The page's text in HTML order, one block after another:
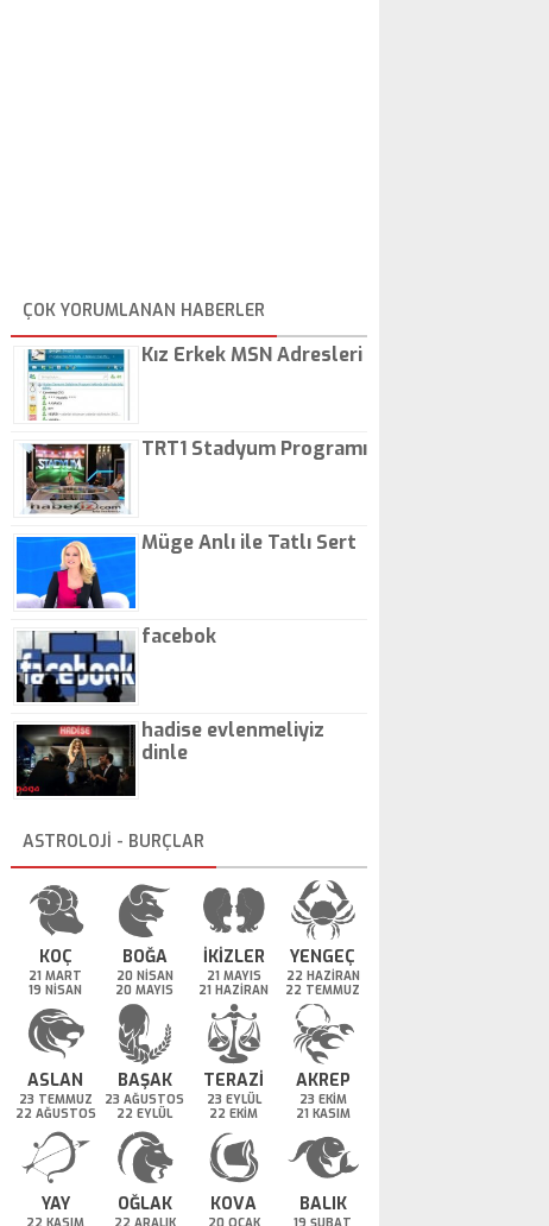
ÇOK YORUMLANAN HABERLER
Kız Erkek MSN Adresleri
TRT1 Stadyum Programı
Müge Anlı ile Tatlı Sert
facebok
hadise evlenmeliyiz
dinle
ASTROLOJİ - BURÇLAR
KOÇ
21 MART
19 NİSAN
BOĞA
20 NİSAN
20 MAYIS
İKİZLER
21 MAYIS
21 HAZİRAN
YENGEÇ
22 HAZİRAN
22 TEMMUZ
ASLAN
23 TEMMUZ
22 AĞUSTOS
BAŞAK
23 AĞUSTOS
22 EYLÜL
TERAZİ
23 EYLÜL
22 EKİM
AKREP
23 EKİM
21 KASIM
YAY OĞLAK KOVA BALIK